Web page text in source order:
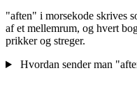
"aften" i morsekode skrives
af et mellemrum, og hvert
prikker og streger.
Hvordan sender man